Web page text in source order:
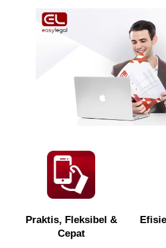
Praktis, Fleksibel &
Cepat